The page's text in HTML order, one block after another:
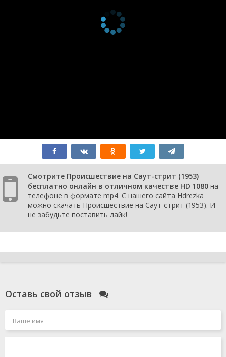
Смотрите Происшествие на Саут-стрит (1953)
бесплатно онлайн в отличном качестве HD 1080 на
телефоне в формате mp4. С нашего сайта Hdrezka
можно скачать Происшествие на Саут-стрит (1953). И
не забудьте поставить лайк!
Оставь свой отзыв